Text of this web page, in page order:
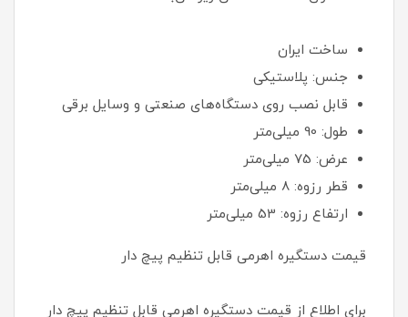
ساخت ایران
جنس: پلاستیکی
قابل نصب روی دستگاه‌های صنعتی و وسایل برقی
طول: 90 میلی‌متر
عرض: 75 میلی‌متر
قطر رزوه: 8 میلی‌متر
ارتفاع رزوه: 53 میلی‌متر
قیمت دستگیره اهرمی قابل تنظیم پیچ دار
برای اطلاع از قیمت دستگیره اهرمی قابل تنظیم پیچ دار